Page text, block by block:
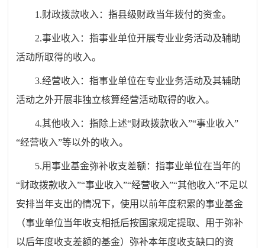
1.财政拨款收入：指县级财政当年拨付的资金。
2.事业收入：指事业单位开展专业业务活动及辅助
活动所取得的收入。
3.经营收入：指事业单位在专业业务活动及其辅助
活动之外开展非独立核算经营活动取得的收入。
4.其他收入：指除上述“财政拨款收入”“事业收入”
“经营收入”等以外的收入。
5.用事业基金弥补收支差额：指事业单位在当年的
“财政拨款收入”“事业收入”“经营收入”“其他收入”不足以
安排当年支出的情况下，使用以前年度积累的事业基金
（事业单位当年收支相抵后按国家规定提取、用于弥补
以后年度收支差额的基金）弥补本年度收支缺口的资